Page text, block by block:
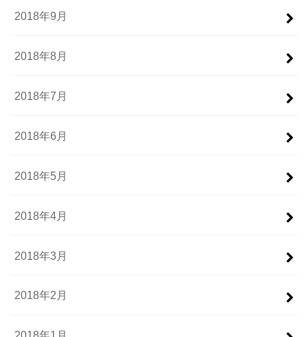
2018年9月
2018年8月
2018年7月
2018年6月
2018年5月
2018年4月
2018年3月
2018年2月